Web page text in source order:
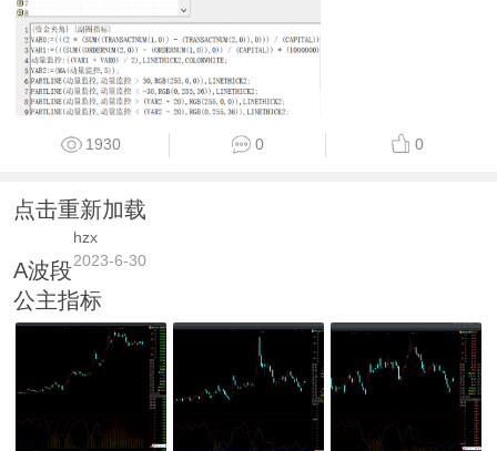
1930 0 0
点击重新加载
hzx
2023-6-30
A波段
公主指标